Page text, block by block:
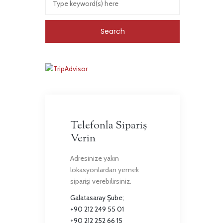
Telefonla Sipariş
Verin
Adresinize yakın
lokasyonlardan yemek
siparişi verebilirsiniz.
Galatasaray Şube;
+90 212 249 55 01
+90 212 252 66 15